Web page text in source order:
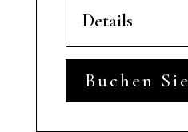
Details
Buchen Sie